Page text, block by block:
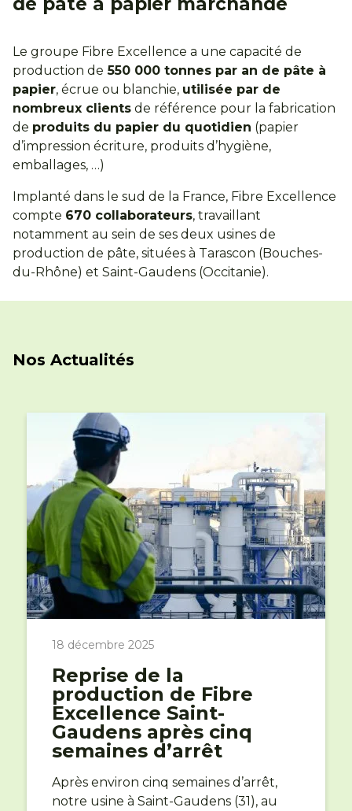
Le groupe Fibre Excellence a une capacité de
production de 550 000 tonnes par an de pâte à
papier, écrue ou blanchie, utilisée par de
nombreux clients de référence pour la fabrication
de produits du papier du quotidien (papier
d’impression écriture, produits d’hygiène,
emballages, …)
Implanté dans le sud de la France, Fibre Excellence
compte 670 collaborateurs, travaillant
notamment au sein de ses deux usines de
production de pâte, situées à Tarascon (Bouches-
du-Rhône) et Saint-Gaudens (Occitanie).
Nos Actualités
18 décembre 2025
Reprise de la
production de Fibre
Excellence Saint-
Gaudens après cinq
semaines d’arrêt
Après environ cinq semaines d’arrêt,
notre usine à Saint-Gaudens (31), au